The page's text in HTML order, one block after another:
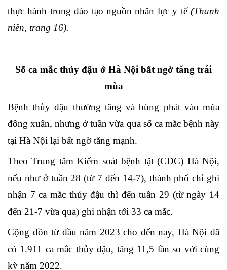
thực hành trong đào tạo nguồn nhân lực y tế (Thanh
niên, trang 16).
Số ca mắc thủy đậu ở Hà Nội bất ngờ tăng trái
mùa
Bệnh thủy đậu thường tăng và bùng phát vào mùa
đông xuân, nhưng ở tuần vừa qua số ca mắc bệnh này
tại Hà Nội lại bất ngờ tăng mạnh.
Theo Trung tâm Kiểm soát bệnh tật (CDC) Hà Nội,
nếu như ở tuần 28 (từ 7 đến 14-7), thành phố chỉ ghi
nhận 7 ca mắc thủy đậu thì đến tuần 29 (từ ngày 14
đến 21-7 vừa qua) ghi nhận tới 33 ca mắc.
Cộng dồn từ đầu năm 2023 cho đến nay, Hà Nội đã
có 1.911 ca mắc thủy đậu, tăng 11,5 lần so với cùng
kỳ năm 2022.